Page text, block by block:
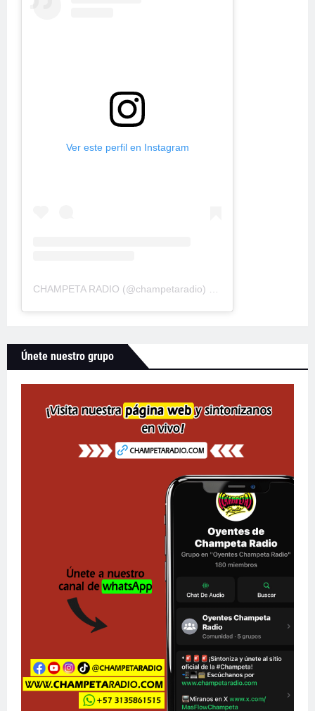
Ver este perfil en Instagram
CHAMPETA RADIO (@champetaradio) • Fotos y videos de Instagram
Únete nuestro grupo